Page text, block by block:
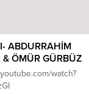
paragrafı...
ABDURRAHİM
& ÖMÜR GÜRBÜZ
watch?